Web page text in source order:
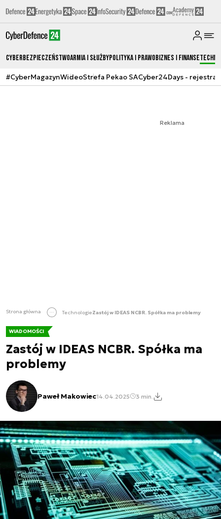
CyberbezpieczeństwoArmia i SłużbyPolityka i prawoBiznes i Finanse
#CyberMagazynWideoStrefa Pekao SACyber24Days -
Reklama
Strona główna TechnologieZastój w IDEAS NCBR. Spółka ma problemy
WIADOMOŚCI
Zastój w IDEAS NCBR. Spółka ma
problemy
Paweł Makowiec14.04.2025 3 min.